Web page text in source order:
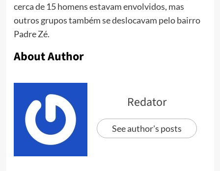
cerca de 15 homens estavam envolvidos, mas
outros grupos também se deslocavam pelo bairro
Padre Zé.
About Author
Redator
See author's posts